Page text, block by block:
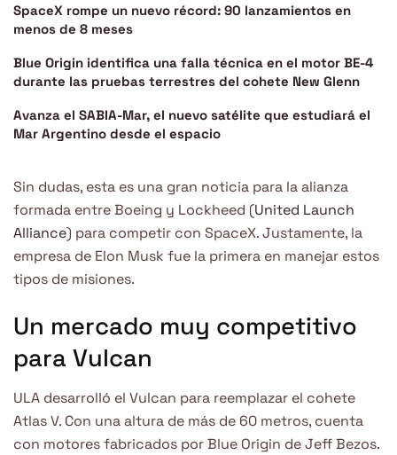
SpaceX rompe un nuevo récord: 90 lanzamientos en
menos de 8 meses
Blue Origin identifica una falla técnica en el motor BE-4
durante las pruebas terrestres del cohete New Glenn
Avanza el SABIA-Mar, el nuevo satélite que estudiará el
Mar Argentino desde el espacio
Sin dudas, esta es una gran noticia para la alianza
formada entre Boeing y Lockheed (United Launch
Alliance) para competir con SpaceX. Justamente, la
empresa de Elon Musk fue la primera en manejar estos
tipos de misiones.
Un mercado muy competitivo
para Vulcan
ULA desarrolló el Vulcan para reemplazar el cohete
Atlas V. Con una altura de más de 60 metros, cuenta
con motores fabricados por Blue Origin de Jeff Bezos.